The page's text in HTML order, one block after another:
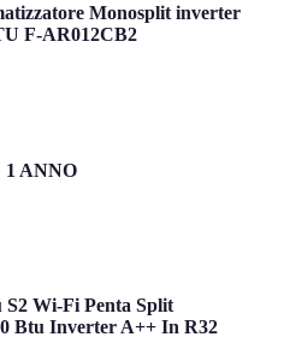
Monosplit inverter
F-AR012CB2
1 ANNO
S2 Wi-Fi Penta Split
Btu Inverter A++ In R32